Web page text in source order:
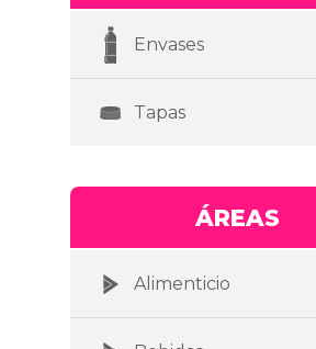
Envases
Tapas
ÁREAS
Alimenticio